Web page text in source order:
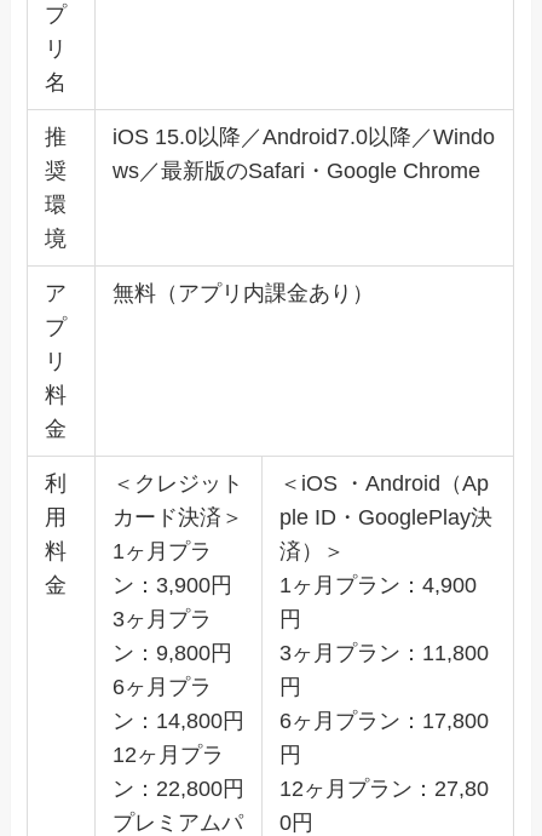
プ
リ
名
推
奨
環
境
iOS 15.0以降／Android7.0以降／Windo
ws／最新版のSafari・Google Chrome
ア
プ
リ
料
金
無料（アプリ内課金あり）
利
用
料
金
＜クレジット
カード決済＞
1ヶ月プラ
ン：3,900円
3ヶ月プラ
ン：9,800円
6ヶ月プラ
ン：14,800円
12ヶ月プラ
ン：22,800円
プレミアムパ
＜iOS ・Android（Ap
ple ID・GooglePlay決
済）＞
1ヶ月プラン：4,900
円
3ヶ月プラン：11,800
円
6ヶ月プラン：17,800
円
12ヶ月プラン：27,80
0円